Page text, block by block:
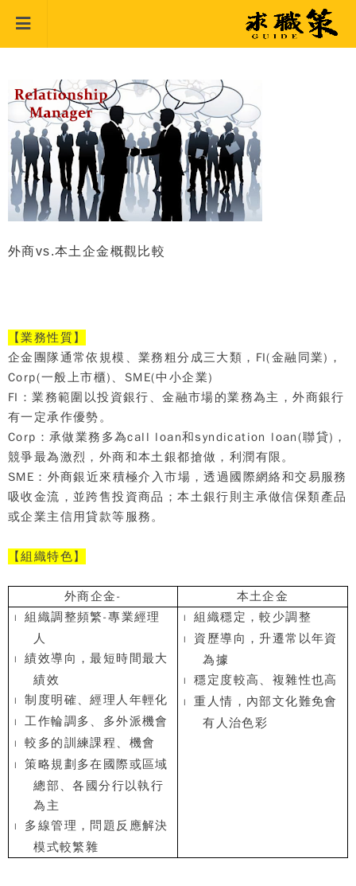
外商vs.本土企金概觀比較
【業務性質】
企金團隊通常依規模、業務粗分成三大類， FI(金融同業) ，
Corp(一般上市櫃) 、 SME(中小企業)
FI ：業務範圍以投資銀行 、金融市場的業務為主，外商銀行
有一定承作優勢。
Corp ：承做業務多為call loan和syndication loan(聯貸) ，
競爭最為激烈，外商和本土銀都搶做，利潤有限。
SME ：外商銀近來積極介入市場，透過國際網絡和交易服務
吸收金流，並跨售投資商品；本土銀行則主承做信保類產品
或企業主信用貸款等服務。
【組織特色】
外商企金- 本土企金
l 組織調整頻繁-專業經理
人
l
績效導向，最短時間最大
績效
l 制度明確、經理人年輕化
l 工作輪調多、多外派機會
l 較多的訓練課程、機會
l
策略規劃多在國際或區域
總部、各國分行以執行
為主
l
多線管理，問題反應解決
模式較繁雜
l 組織穩定，較少調整
l
資歷導向，升遷常以年資
為據
l 穩定度較高、複雜性也高
l
重人情，內部文化難免會
有人治色彩